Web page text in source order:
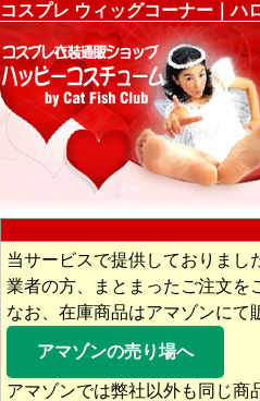
コスプレ ウィッグコーナー｜ハ
当サービスで提供しておりまし
業者の方、まとまったご注文を
なお、在庫商品はアマゾンにて
アマゾンの売り場へ
アマゾンでは弊社以外も同じ商